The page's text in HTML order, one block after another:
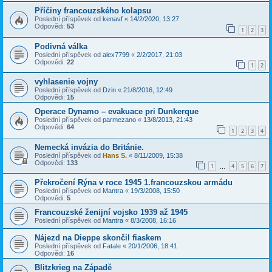
Příčiny francouzského kolapsu
Poslední příspěvek od kenavf « 14/2/2020, 13:27
Odpovědi: 53 1 2 3
Podivná válka
Poslední příspěvek od alex7799 « 2/2/2017, 21:03
Odpovědi: 22 1 2
vyhlasenie vojny
Poslední příspěvek od Dzin « 21/8/2016, 12:49
Odpovědi: 15
Operace Dynamo – evakuace pri Dunkerque
Poslední příspěvek od parmezano « 13/8/2013, 21:43
Odpovědi: 64 1 2 3 4
Nemecká invázia do Británie.
Poslední příspěvek od Hans S. « 8/11/2009, 15:38
Odpovědi: 133 1 4 5 6 7
Překročení Rýna v roce 1945 1.francouzskou armádu
Poslední příspěvek od Mantra « 19/3/2008, 15:50
Odpovědi: 5
Francouzské ženijní vojsko 1939 až 1945
Poslední příspěvek od Mantra « 8/3/2008, 16:16
Nájezd na Dieppe skončil fiaskem
Poslední příspěvek od Fatale « 20/1/2006, 18:41
Odpovědi: 16
Blitzkrieg na Západě